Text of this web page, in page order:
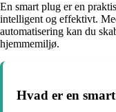
En smart plug er en
intelligent og effektivt.
automatisering kan du
hjemmemiljø.
Hvad er en